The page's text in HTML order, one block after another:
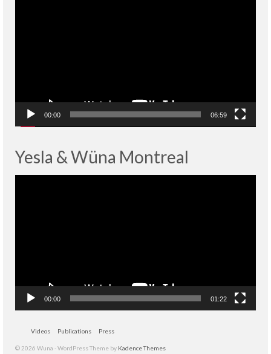
00:00 06:59
Yesla & Wüna Montreal
00:00 01:22
Videos Publications Press
© 2026 Wuna - WordPress Theme by Kadence Themes